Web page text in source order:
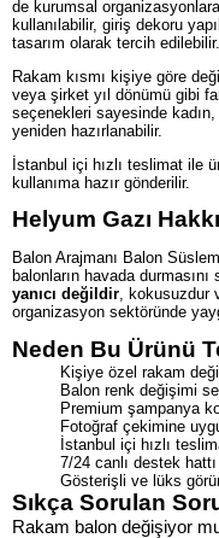
de kurumsal
kullanılabilir, giriş dekoru
tasarım olarak tercih edilebilir.
Rakam kısmı kişiye göre
veya şirket yıl dönümü gibi
seçenekleri sayesinde
yeniden hazırlanabilir.
İstanbul içi hızlı teslimat ile
kullanıma hazır gönderilir.
Helyum Gazı
Balon Arajmanı Balon
balonların havada
yanıcı değildir, kokusuzdur
organizasyon sektöründe
Neden Bu Ürünü
Kişiye özel rakam
Balon renk değişimi
Premium şampanya
Fotoğraf çekimine
İstanbul içi hızlı
7/24 canlı destek hattı
Gösterişli ve lüks
Sıkça Sorulan
Rakam balon değişiyor